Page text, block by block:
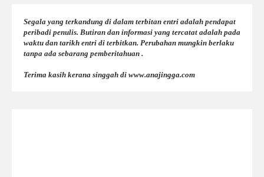
Segala yang terkandung di dalam terbitan entri adalah pendapat
peribadi penulis. Butiran dan informasi yang tercatat adalah pada
waktu dan tarikh entri di terbitkan. Perubahan mungkin berlaku
tanpa ada sebarang pemberitahuan .
Terima kasih kerana singgah di www.anajingga.com